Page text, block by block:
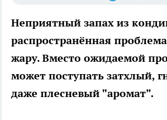
Неприятный запах из
распространённая
жару. Вместо ожидаемой
может поступать затхлый,
даже плесневый "аромат".